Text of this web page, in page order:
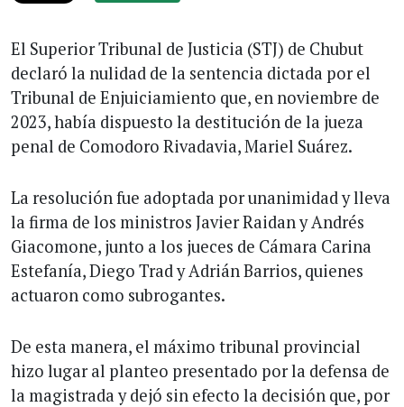
El Superior Tribunal de Justicia (STJ) de Chubut
declaró la nulidad de la sentencia dictada por el
Tribunal de Enjuiciamiento que, en noviembre de
2023, había dispuesto la destitución de la jueza
penal de Comodoro Rivadavia, Mariel Suárez.
La resolución fue adoptada por unanimidad y lleva
la firma de los ministros Javier Raidan y Andrés
Giacomone, junto a los jueces de Cámara Carina
Estefanía, Diego Trad y Adrián Barrios, quienes
actuaron como subrogantes.
De esta manera, el máximo tribunal provincial
hizo lugar al planteo presentado por la defensa de
la magistrada y dejó sin efecto la decisión que, por